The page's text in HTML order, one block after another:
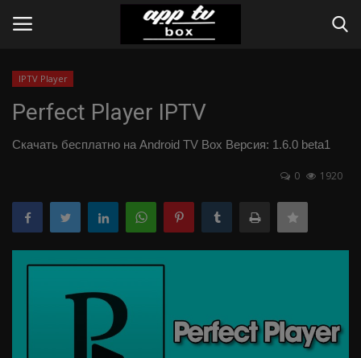
Home
Apps
Web-Online
Инструкции
IPTV Provider
IPTV Player
Perfect Player IPTV
Cкачать бесплатно на Android TV Box Версия: 1.6.0 beta1
0 1920